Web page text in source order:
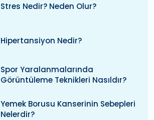
Stres Nedir? Neden Olur?
Hipertansiyon Nedir?
Spor Yaralanmalarında
Görüntüleme Teknikleri Nasıldır?
Yemek Borusu Kanserinin Sebepleri
Nelerdir?